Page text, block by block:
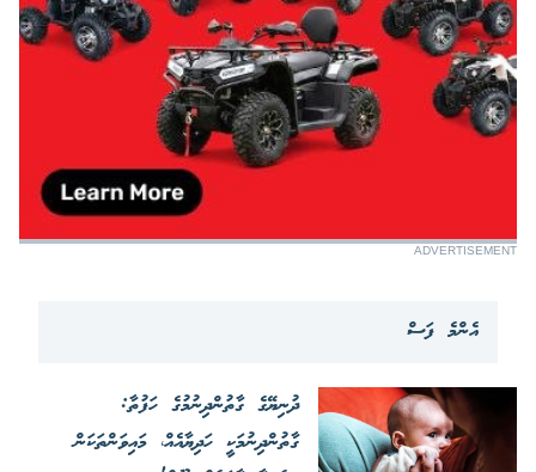
ADVERTISEMENT
އެންމެ ފަސް
ދުނިޔޭގެ ގާތުންދިނުމުގެ ހަފުތާ:
ގާތުންދިނުމަކީ ހަދިޔާއެއް، މައިވަންތަކަން